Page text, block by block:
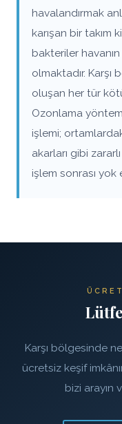
havalandırmak
karışan bir takım
bakteriler
olmaktadır.
oluşan her tür
Ozonlama
işlemi;
akarları gibi
işlem sonrası yok
Karşı bölgesinde
ücretsiz keşif
bizi arayın